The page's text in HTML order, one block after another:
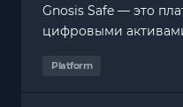
Gnosis Safe — это
цифровыми
Platform